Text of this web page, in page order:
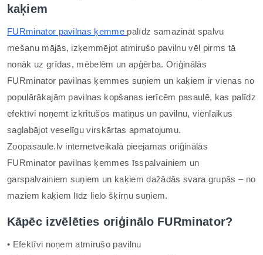
kaķiem
FURminator pavilnas ķemme palīdz samazināt spalvu
mešanu mājās, izķemmējot atmirušo pavilnu vēl pirms tā
nonāk uz grīdas, mēbelēm un apģērba. Oriģinālās
FURminator pavilnas ķemmes suņiem un kaķiem ir vienas no
populārākajām pavilnas kopšanas ierīcēm pasaulē, kas palīdz
efektīvi noņemt izkritušos matiņus un pavilnu, vienlaikus
saglabājot veselīgu virskārtas apmatojumu.
Zoopasaule.lv internetveikalā pieejamas oriģinālās
FURminator pavilnas ķemmes īsspalvainiem un
garspalvainiem suņiem un kaķiem dažādās svara grupās – no
maziem kaķiem līdz lielo šķirņu suņiem.
Kāpēc izvēlēties oriģinālo FURminator?
• Efektīvi noņem atmirušo pavilnu